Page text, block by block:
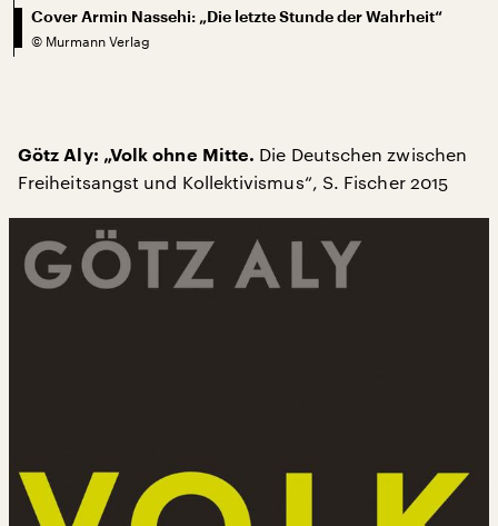
Cover Armin Nassehi: „Die letzte Stunde der Wahrheit“
© Murmann Verlag
Götz Aly: „Volk ohne Mitte. Die Deutschen zwischen
Freiheitsangst und Kollektivismus“, S. Fischer 2015